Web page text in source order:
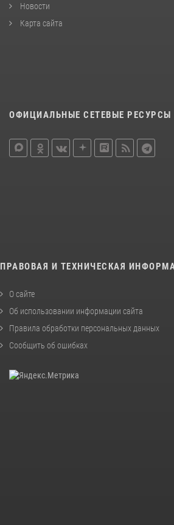
Новости
Карта сайта
ОФИЦИАЛЬНЫЕ СЕТЕВЫЕ РЕСУРСЫ
ПРАВОВАЯ И ТЕХНИЧЕСКАЯ
О сайте
Об использовании информации сайта
Правила обработки персональных данных
Сообщить об ошибках